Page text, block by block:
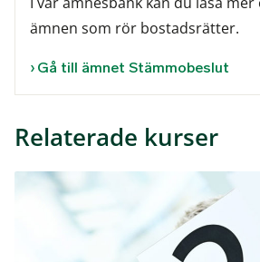
ämnen som rör bostadsrätter.
Gå till ämnet Stämmobeslut
Relaterade kurser